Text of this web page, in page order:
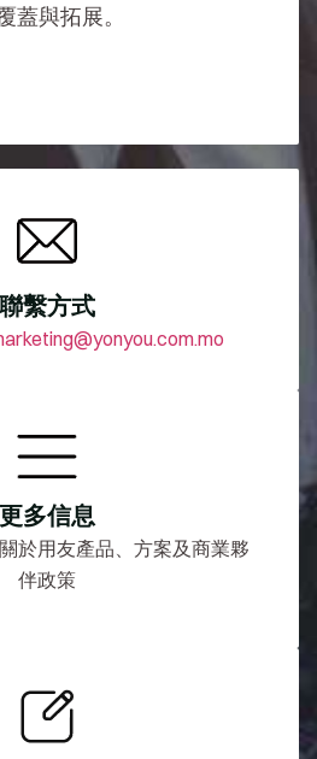
蓋與拓展。
聯繫方式
更多信息
於用友產品、方案及商業夥
伴政策